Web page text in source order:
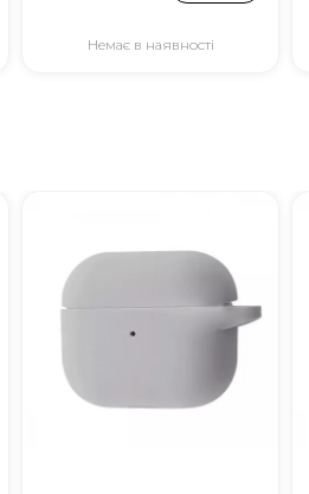
Немає в наявності